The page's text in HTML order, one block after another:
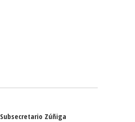
Subsecretario Zúñiga